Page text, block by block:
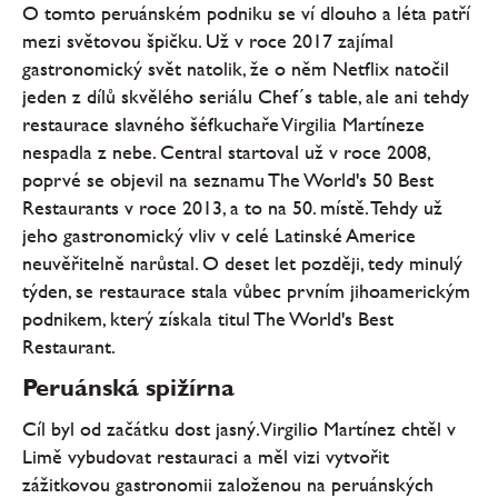
O tomto peruánském podniku se ví dlouho a léta patří
mezi světovou špičku. Už v roce 2017 zajímal
gastronomický svět natolik, že o něm Netflix natočil
jeden z dílů skvělého seriálu Chef´s table, ale ani tehdy
restaurace slavného šéfkuchaře Virgilia Martíneze
nespadla z nebe. Central startoval už v roce 2008,
poprvé se objevil na seznamu The World's 50 Best
Restaurants v roce 2013, a to na 50. místě. Tehdy už
jeho gastronomický vliv v celé Latinské Americe
neuvěřitelně narůstal. O deset let později, tedy minulý
týden, se restaurace stala vůbec prvním jihoamerickým
podnikem, který získala titul The World's Best
Restaurant.
Peruánská spižírna
Cíl byl od začátku dost jasný. Virgilio Martínez chtěl v
Limě vybudovat restauraci a měl vizi vytvořit
zážitkovou gastronomii založenou na peruánských